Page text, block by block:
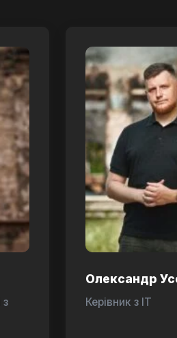
Олександр
Керівник з ІТ